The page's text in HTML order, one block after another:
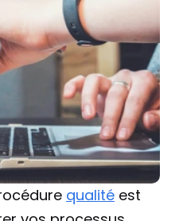
qualité est